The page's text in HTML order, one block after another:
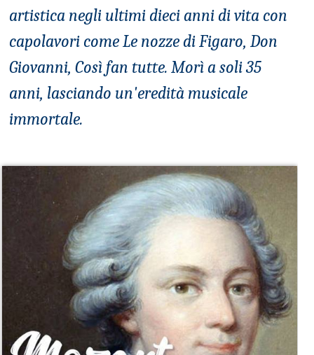
artistica negli ultimi dieci anni di vita con
capolavori come Le nozze di Figaro, Don
Giovanni, Così fan tutte. Morì a soli 35
anni, lasciando un'eredità musicale
immortale.